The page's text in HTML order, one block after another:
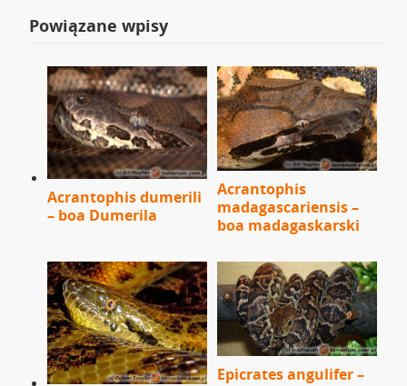
Powiązane wpisy
Acrantophis dumerili
– boa Dumerila
Acrantophis
madagascariensis –
boa madagaskarski
Epicrates angulifer –